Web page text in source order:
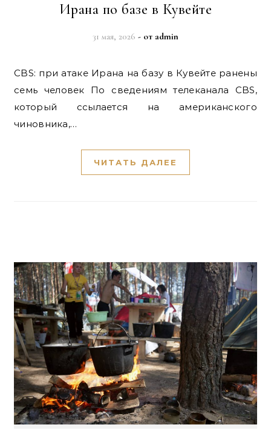
Ирана по базе в Кувейте
31 мая, 2026 - от admin
CBS: при атаке Ирана на базу в Кувейте ранены
семь человек По сведениям телеканала CBS,
который ссылается на американского
чиновника,…
ЧИТАТЬ ДАЛЕЕ